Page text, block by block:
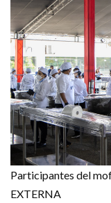
Participantes del
EXTERNA